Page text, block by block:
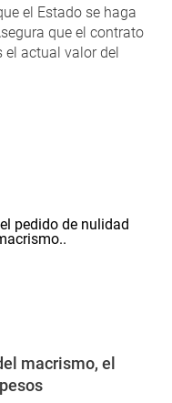
el Estado se haga
que el contrato
actual valor del
macrismo, el